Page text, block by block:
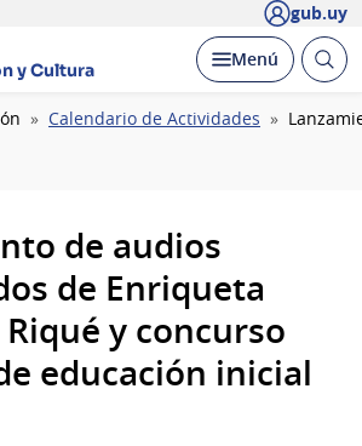
gub.uy
y Cultura
Desplegar
Menú Abrir
Calendario de Actividades
de audios
de Enriqueta
y concurso
educación inicial